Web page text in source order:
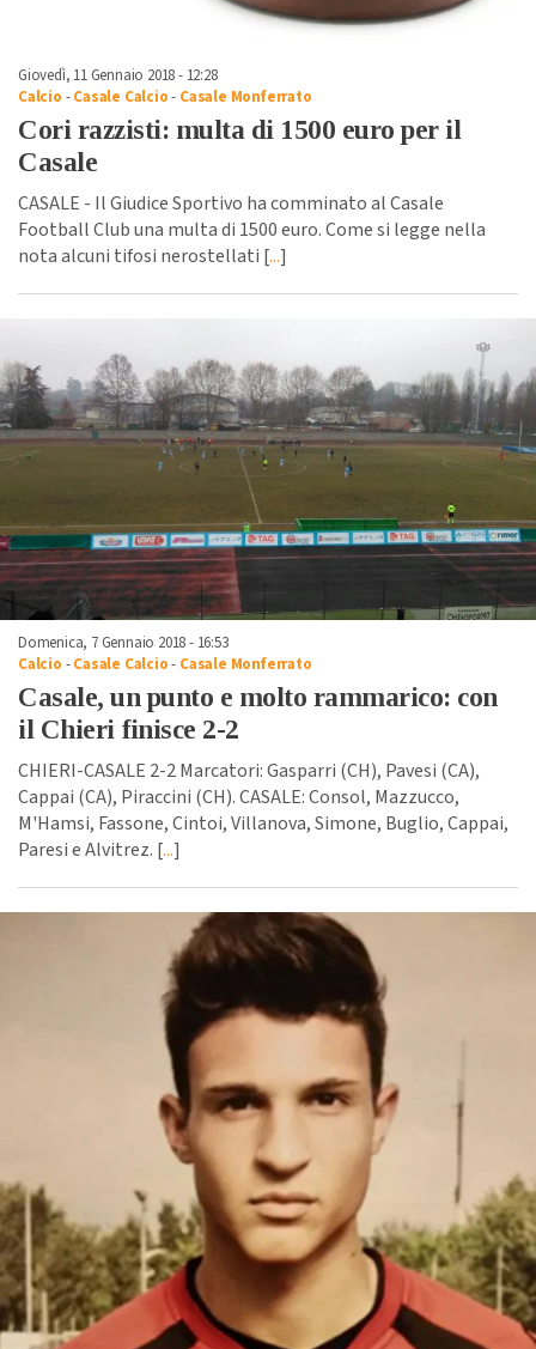
Giovedì, 11 Gennaio 2018 - 12:28
Calcio -Casale Calcio- Casale Monferrato
Cori razzisti: multa di 1500 euro per il
Casale
CASALE - Il Giudice Sportivo ha comminato al Casale
Football Club una multa di 1500 euro. Come si legge nella
nota alcuni tifosi nerostellati [...]
Domenica, 7 Gennaio 2018 - 16:53
Calcio -Casale Calcio- Casale Monferrato
Casale, un punto e molto rammarico: con
il Chieri finisce 2-2
CHIERI-CASALE 2-2 Marcatori: Gasparri (CH), Pavesi (CA),
Cappai (CA), Piraccini (CH). CASALE: Consol, Mazzucco,
M'Hamsi, Fassone, Cintoi, Villanova, Simone, Buglio, Cappai,
Paresi e Alvitrez. [...]